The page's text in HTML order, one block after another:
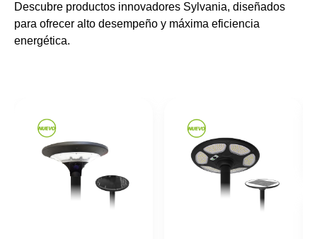
Descubre productos innovadores Sylvania, diseñados
para ofrecer alto desempeño y máxima eficiencia
energética.